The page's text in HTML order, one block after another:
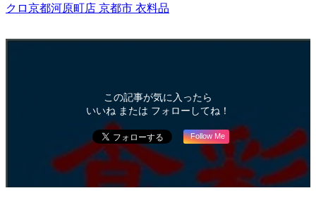
クロ京都河原町店 京都市 衣料品
この記事が気に入ったら
いいね または フォローしてね！
Follow Me